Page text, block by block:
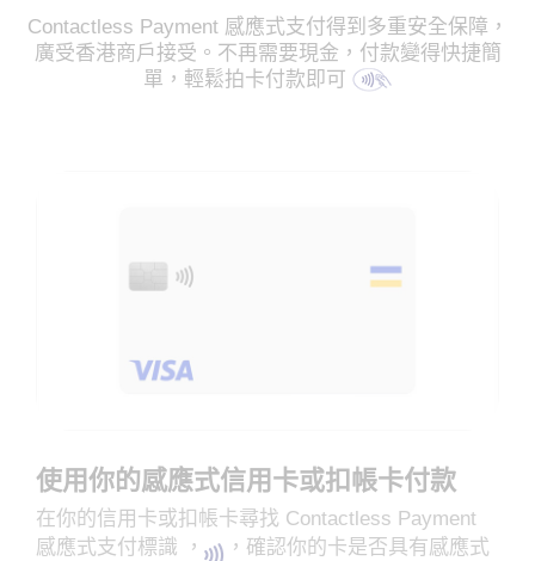
Contactless Payment 感應式支付得到多重安全保障，
廣受香港商戶接受。不再需要現金，付款變得快捷簡
單，輕鬆拍卡付款即可
使用你的感應式信用卡或扣帳卡付款
在你的信用卡或扣帳卡尋找 Contactless Payment
感應式支付標識 ，
，確認你的卡是否具有感應式